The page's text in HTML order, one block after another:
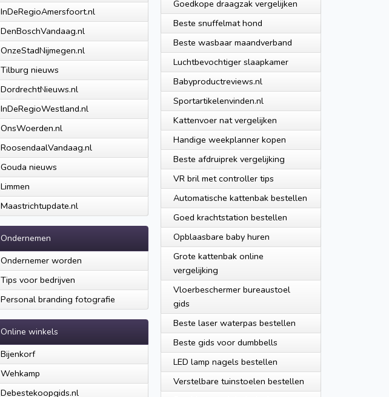
InDeRegioAmersfoort.nl
DenBoschVandaag.nl
OnzeStadNijmegen.nl
Tilburg nieuws
DordrechtNieuws.nl
InDeRegioWestland.nl
OnsWoerden.nl
RoosendaalVandaag.nl
Gouda nieuws
Limmen
Maastrichtupdate.nl
Ondernemen
Ondernemer worden
Tips voor bedrijven
Personal branding fotografie
Online winkels
Bijenkorf
Wehkamp
Debestekoopgids.nl
Goedkope draagzak vergelijken
Beste snuffelmat hond
Beste wasbaar maandverband
Luchtbevochtiger slaapkamer
Babyproductreviews.nl
Sportartikelenvinden.nl
Kattenvoer nat vergelijken
Handige weekplanner kopen
Beste afdruiprek vergelijking
VR bril met controller tips
Automatische kattenbak bestellen
Goed krachtstation bestellen
Opblaasbare baby huren
Grote kattenbak online
vergelijking
Vloerbeschermer bureaustoel
gids
Beste laser waterpas bestellen
Beste gids voor dumbbells
LED lamp nagels bestellen
Verstelbare tuinstoelen bestellen